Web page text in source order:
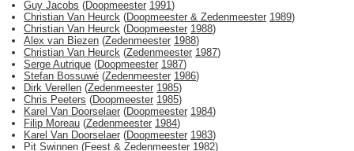
Guy Jacobs (Doopmeester 1991)
Christian Van Heurck (Doopmeester & Zedenmeester 1989)
Christian Van Heurck (Doopmeester 1988)
Alex van Biezen (Zedenmeester 1988)
Christian Van Heurck (Zedenmeester 1987)
Serge Autrique (Doopmeester 1987)
Stefan Bossuwé (Zedenmeester 1986)
Dirk Verellen (Zedenmeester 1985)
Chris Peeters (Doopmeester 1985)
Karel Van Doorselaer (Doopmeester 1984)
Filip Moreau (Zedenmeester 1984)
Karel Van Doorselaer (Doopmeester 1983)
Pit Swinnen (Feest & Zedenmeester 1982)